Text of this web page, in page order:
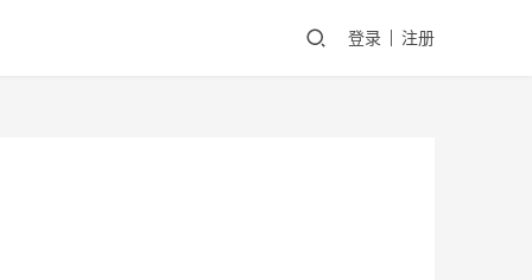
登录 注册